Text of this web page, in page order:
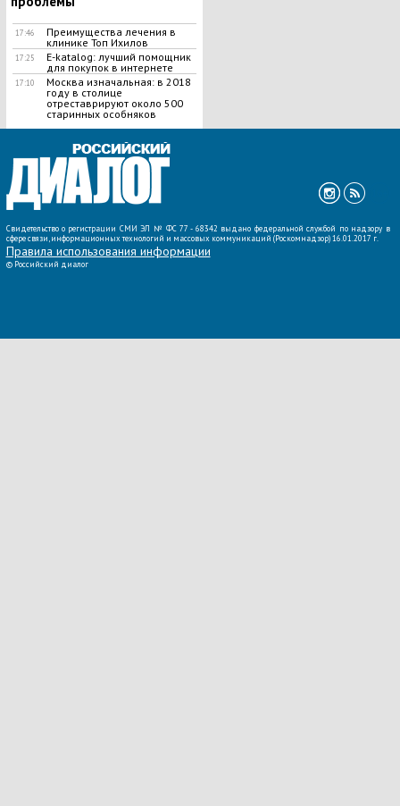
17:46
Преимущества лечения в
клинике Топ Ихилов
17:25
E-katalog: лучший помощник
для покупок в интернете
17:10
Москва изначальная: в 2018
году в столице
отреставрируют около 500
старинных особняков
Свидетельство о регистрации СМИ ЭЛ № ФС 77 - 68342 выдано федеральной службой по надзору в
сфере связи, информационных технологий и массовых коммуникаций (Роскомнадзор) 16.01.2017 г.
Правила использования информации
© Российский диалог